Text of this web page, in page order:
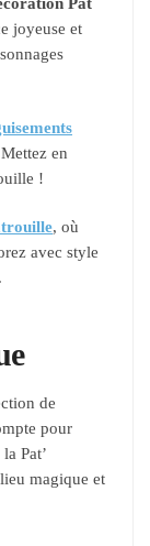
joyeuse et
en
!
, où
avec style
de
pour
Pat’
magique et